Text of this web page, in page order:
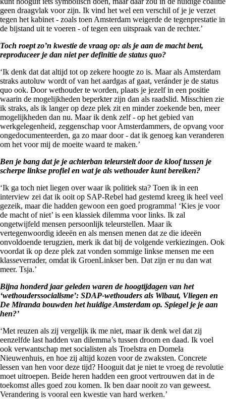
geen draagvlak voor zijn. Ik vind het wel een verschil of je je verzet
tegen het kabinet - zoals toen Amsterdam weigerde de tegenprestatie in
de bijstand uit te voeren - of tegen een uitspraak van de rechter.’
Toch roept zo’n kwestie de vraag op: als je aan de macht bent,
reproduceer je dan niet per definitie de status quo?
‘Ik denk dat dat altijd tot op zekere hoogte zo is. Maar als Amsterdam
straks autoluw wordt of van het aardgas af gaat, veránder je de status
quo ook. Door wethouder te worden, plaats je jezelf in een positie
waarin de mogelijkheden beperkter zijn dan als raadslid. Misschien zie
ik straks, als ik langer op deze plek zit en minder zoekende ben, meer
mogelijkheden dan nu. Maar ik denk zelf - op het gebied van
werkgelegenheid, zeggenschap voor Amsterdammers, de opvang voor
ongedocumenteerden, ga zo maar door - dat ik genoeg kan veranderen
om het voor mij de moeite waard te maken.’
Ben je bang dat je je achterban teleurstelt door de kloof tussen je
scherpe linkse profiel en wat je als wethouder kunt bereiken?
‘Ik ga toch niet liegen over waar ik politiek sta? Toen ik in een
interview zei dat ik ooit op SAP-Rebel had gestemd kreeg ik heel veel
gezeik, maar die hadden gewoon een goed programma! ‘Kies je voor
de macht of niet’ is een klassiek dilemma voor links. Ik zal
ongetwijfeld mensen persoonlijk teleurstellen. Maar ik
vertegenwoordig ideeën en als mensen menen dat ze die ideeën
onvoldoende terugzien, merk ik dat bij de volgende verkiezingen. Ook
voordat ik op deze plek zat vonden sommige linkse mensen me een
klasseverrader, omdat ik GroenLinkser ben. Dat zijn er nu dan wat
meer. Tsja.’
Bijna honderd jaar geleden waren de hoogtijdagen van het
‘wethouderssocialisme’: SDAP-wethouders als Wibaut, Vliegen en
De Miranda bouwden het huidige Amsterdam op. Spiegel je je aan
hen?’
‘Met reuzen als zij vergelijk ik me niet, maar ik denk wel dat zij
eenzelfde last hadden van dilemma’s tussen droom en daad. Ik voel
ook verwantschap met socialisten als Troelstra en Domela
Nieuwenhuis, en hoe zij altijd kozen voor de zwaksten. Concrete
lessen van hen voor deze tijd? Hooguit dat je niet te vroeg de revolutie
moet uitroepen. Beide heren hadden een groot vertrouwen dat in de
toekomst alles goed zou komen. Ik ben daar nooit zo van geweest.
Verandering is vooral een kwestie van hard werken.’